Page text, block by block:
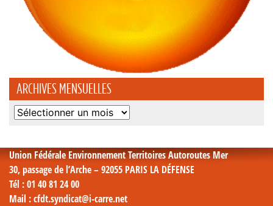
ARCHIVES MENSUELLES
Archives
Union Fédérale Environnement Territoires Autoroutes Mer
30, passage de l’Arche – 92055 PARIS LA DÉFENSE
Tél : 01 40 81 24 00
Mail : cfdt.syndicat@i-carre.net